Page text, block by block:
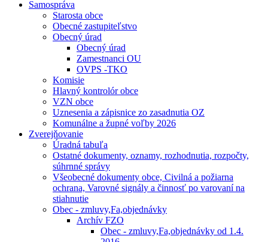
Samospráva
Starosta obce
Obecné zastupiteľstvo
Obecný úrad
Obecný úrad
Zamestnanci OU
OVPS -TKO
Komisie
Hlavný kontrolór obce
VZN obce
Uznesenia a zápisnice zo zasadnutia OZ
Komunálne a župné voľby 2026
Zverejňovanie
Úradná tabuľa
Ostatné dokumenty, oznamy, rozhodnutia, rozpočty,
súhrnné správy
Všeobecné dokumenty obce, Civilná a požiarna
ochrana, Varovné signály a činnosť po varovaní na
stiahnutie
Obec - zmluvy,Fa,objednávky
Archív FZO
Obec - zmluvy,Fa,objednávky od 1.4.